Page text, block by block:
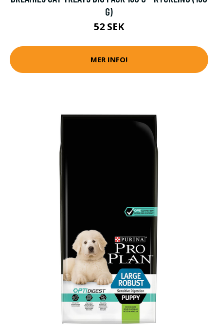
G)
52 SEK
MER INFO!